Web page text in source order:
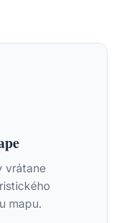
vrátane
mapu.